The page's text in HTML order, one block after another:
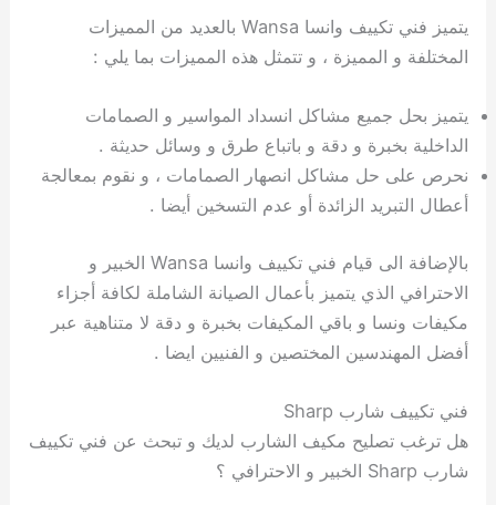
يتميز فني تكييف وانسا Wansa بالعديد من المميزات
المختلفة و المميزة ، و تتمثل هذه المميزات بما يلي :
يتميز بحل جميع مشاكل انسداد المواسير و الصمامات
الداخلية بخبرة و دقة و باتباع طرق و وسائل حديثة .
نحرص على حل مشاكل انصهار الصمامات ، و نقوم بمعالجة
أعطال التبريد الزائدة أو عدم التسخين أيضا .
بالإضافة الى قيام فني تكييف وانسا Wansa الخبير و
الاحترافي الذي يتميز بأعمال الصيانة الشاملة لكافة أجزاء
مكيفات ونسا و باقي المكيفات بخبرة و دقة لا متناهية عبر
أفضل المهندسين المختصين و الفنيين ايضا .
فني تكييف شارب Sharp
هل ترغب تصليح مكيف الشارب لديك و تبحث عن فني تكييف
شارب Sharp الخبير و الاحترافي ؟